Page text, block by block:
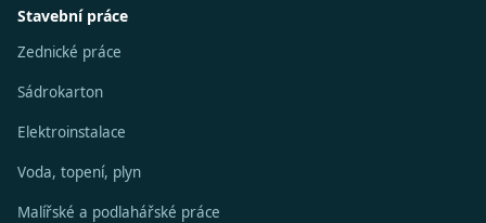
Stavební práce
Zednické práce
Sádrokarton
Elektroinstalace
Voda, topení, plyn
Malířské a podlahářské práce